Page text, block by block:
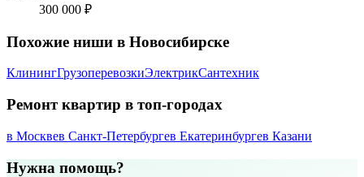
300 000 ₽
Похожие ниши в Новосибирске
КлинингГрузоперевозкиЭлектрикСантехник
Ремонт квартир в топ-городах
в Москвев Санкт-Петербургев Екатеринбургев Казани
Нужна помощь?